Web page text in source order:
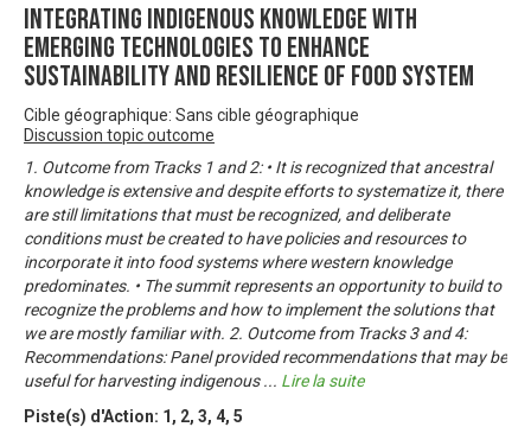
Integrating Indigenous Knowledge with
Emerging Technologies to Enhance
Sustainability and Resilience of Food System
Cible géographique: Sans cible géographique
Discussion topic outcome
1. Outcome from Tracks 1 and 2: • It is recognized that ancestral
knowledge is extensive and despite efforts to systematize it, there
are still limitations that must be recognized, and deliberate
conditions must be created to have policies and resources to
incorporate it into food systems where western knowledge
predominates. • The summit represents an opportunity to build to
recognize the problems and how to implement the solutions that
we are mostly familiar with. 2. Outcome from Tracks 3 and 4:
Recommendations: Panel provided recommendations that may be
useful for harvesting indigenous... Lire la suite
Piste(s) d'Action: 1 , 2, 3, 4, 5